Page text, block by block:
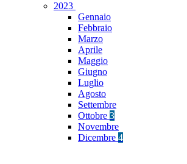
2023
Gennaio
Febbraio
Marzo
Aprile
Maggio
Giugno
Luglio
Agosto
Settembre
Ottobre 3
Novembre
Dicembre 4